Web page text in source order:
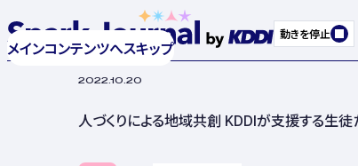
メインコンテンツへスキップ
動きを停止
2022.10.20
人づくりによる地域共創 KDDIが支援する生